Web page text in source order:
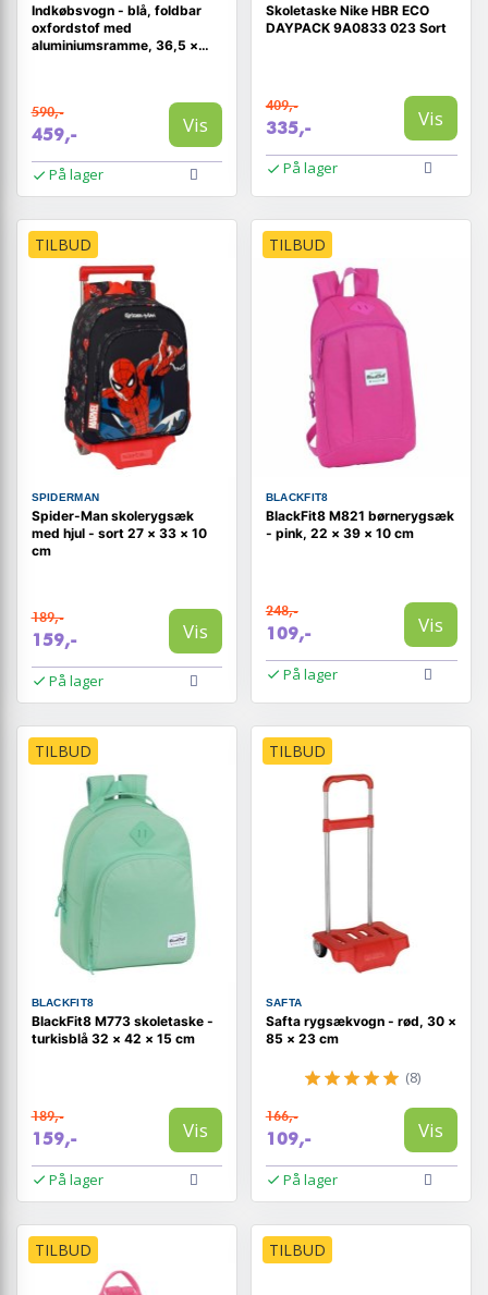
Indkøbsvogn - blå, foldbar
oxfordstof med
aluminiumsramme, 36,5 ×
590,-
459,- Vis
På lager
Skoletaske Nike HBR ECO
DAYPACK 9A0833 023 Sort
409,-
335,- Vis
På lager
TILBUD
SPIDERMAN
Spider-Man skolerygsæk
med hjul - sort 27 × 33 × 10
cm
189,-
159,- Vis
På lager
TILBUD
BLACKFIT8
BlackFit8 M821 børnerygsæk
- pink, 22 × 39 × 10 cm
248,-
109,- Vis
På lager
TILBUD
BLACKFIT8
BlackFit8 M773 skoletaske -
turkisblå 32 × 42 × 15 cm
189,-
159,- Vis
På lager
TILBUD
SAFTA
Safta rygsækvogn - rød, 30 ×
85 × 23 cm
(8)
166,-
109,- Vis
På lager
TILBUD TILBUD